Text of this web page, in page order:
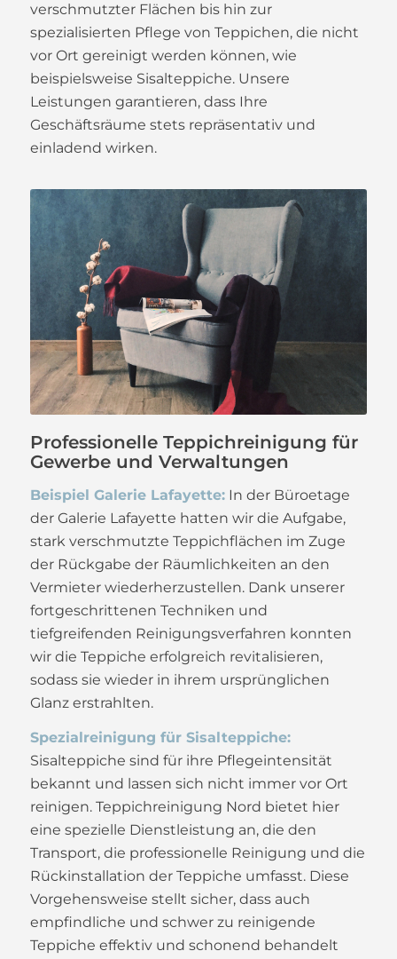
verschmutzter Flächen bis hin zur
spezialisierten Pflege von Teppichen, die nicht
vor Ort gereinigt werden können, wie
beispielsweise Sisalteppiche. Unsere
Leistungen garantieren, dass Ihre
Geschäftsräume stets repräsentativ und
einladend wirken.
Professionelle Teppichreinigung für
Gewerbe und Verwaltungen
Beispiel Galerie Lafayette:In der Büroetage
der Galerie Lafayette hatten wir die Aufgabe,
stark verschmutzte Teppichflächen im Zuge
der Rückgabe der Räumlichkeiten an den
Vermieter wiederherzustellen. Dank unserer
fortgeschrittenen Techniken und
tiefgreifenden Reinigungsverfahren konnten
wir die Teppiche erfolgreich revitalisieren,
sodass sie wieder in ihrem ursprünglichen
Glanz erstrahlten.
Spezialreinigung für Sisalteppiche:
Sisalteppiche sind für ihre Pflegeintensität
bekannt und lassen sich nicht immer vor Ort
reinigen. Teppichreinigung Nord bietet hier
eine spezielle Dienstleistung an, die den
Transport, die professionelle Reinigung und die
Rückinstallation der Teppiche umfasst. Diese
Vorgehensweise stellt sicher, dass auch
empfindliche und schwer zu reinigende
Teppiche effektiv und schonend behandelt